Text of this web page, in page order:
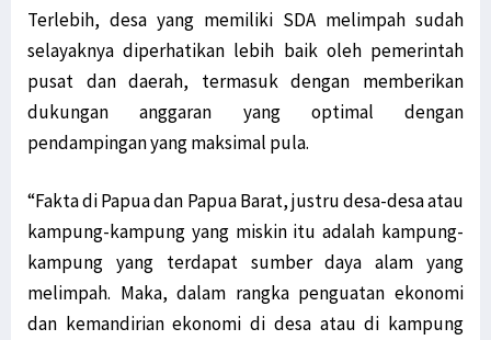
Terlebih, desa yang memiliki SDA melimpah sudah
selayaknya diperhatikan lebih baik oleh pemerintah
pusat dan daerah, termasuk dengan memberikan
dukungan anggaran yang optimal dengan
pendampingan yang maksimal pula.
“Fakta di Papua dan Papua Barat, justru desa-desa atau
kampung-kampung yang miskin itu adalah kampung-
kampung yang terdapat sumber daya alam yang
melimpah. Maka, dalam rangka penguatan ekonomi
dan kemandirian ekonomi di desa atau di kampung